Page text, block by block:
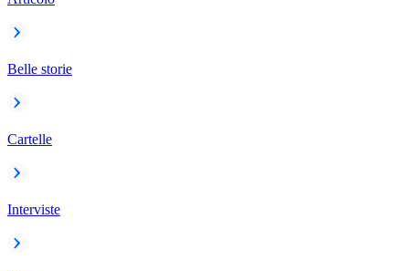
Belle storie
Cartelle
Interviste